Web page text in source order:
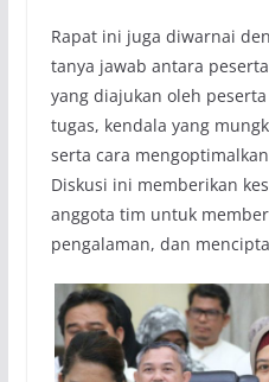
Rapat ini juga diwarnai
tanya jawab antara
yang diajukan oleh
tugas, kendala yang
serta cara
Diskusi ini memberikan
anggota tim untuk
pengalaman, dan